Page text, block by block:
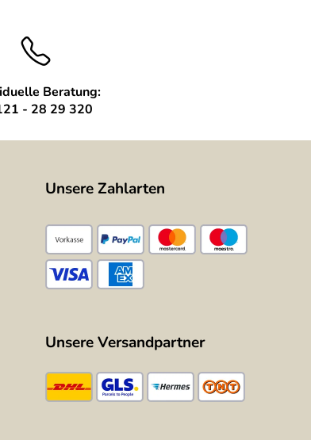
Beratung:
- 28 29 320
Unsere Zahlarten
Unsere Versandpartner